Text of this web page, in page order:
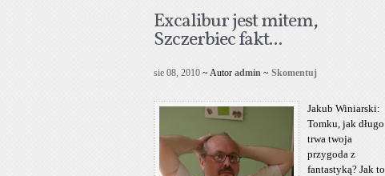
Excalibur jest mitem,
Szczerbiec fakt...
sie 08, 2010 ~ Autor admin ~ Skomentuj
Jakub Winiarski:
Tomku, jak długo
trwa twoja
przygoda z
fantastyką? Jak to